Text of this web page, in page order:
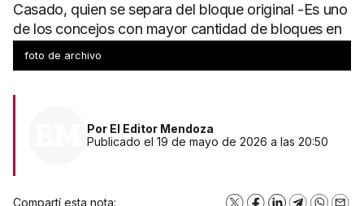
Casado, quien se separa del bloque original -Es uno
de los concejos con mayor cantidad de bloques en
Mendoza
foto de archivo
Por El Editor Mendoza
Publicado el 19 de mayo de 2026 a las 20:50
Compartí esta nota: